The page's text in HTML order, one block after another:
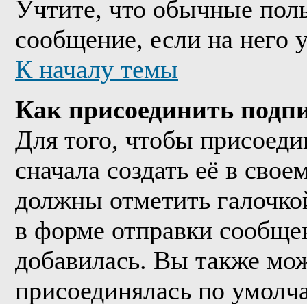
Учтите, что обычные
сообщение, если на него
К началу темы
Как присоединить
Для того, чтобы
сначала создать её в
должны отметить
в форме отправки
добавилась. Вы также
присоединялась по